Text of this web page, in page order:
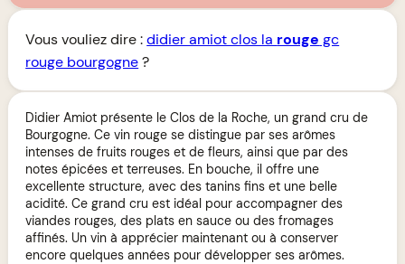
Vous vouliez dire :didier amiot clos la rouge gc
rouge bourgogne?
Didier Amiot présente le Clos de la Roche, un grand cru de
Bourgogne. Ce vin rouge se distingue par ses arômes
intenses de fruits rouges et de fleurs, ainsi que par des
notes épicées et terreuses. En bouche, il offre une
excellente structure, avec des tanins fins et une belle
acidité. Ce grand cru est idéal pour accompagner des
viandes rouges, des plats en sauce ou des fromages
affinés. Un vin à apprécier maintenant ou à conserver
encore quelques années pour développer ses arômes.